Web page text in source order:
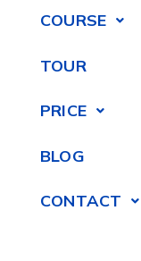
COURSE
TOUR
PRICE
BLOG
CONTACT